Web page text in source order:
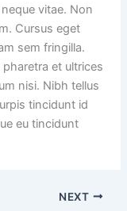
vitae. Non
Cursus eget
sem fringilla.
et ultrices
nisi. Nibh tellus
tincidunt id
eu tincidunt
NEXT